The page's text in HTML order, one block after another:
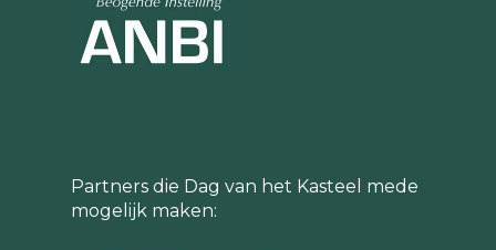
Bronnenlijst
Canon van Nederland. ‘Jacoba meer
Canon van Nederland. ‘Maria van
Bourgondië’. Geraadpleegd 6 maart
Partners die Dag van het Kasteel mede
mogelijk maken: